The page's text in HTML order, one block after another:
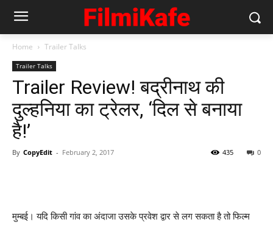
Home Trailer Talks
Trailer Talks
Trailer Review! बद्रीनाथ की
दुल्‍हनिया का ट्रेलर, ‘दिल से बनाया
है!’
By CopyEdit - February 2, 2017 0
435
मुम्‍बई। यदि किसी गांव का अंदाजा उसके प्रवेश द्वार से लग सकता है तो फिल्‍म